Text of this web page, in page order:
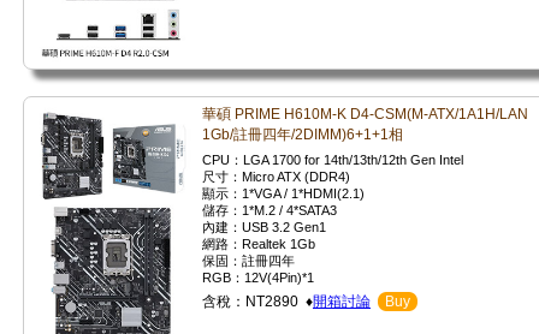
華碩 PRIME H610M-K D4-CSM(M-ATX/1A1H/LAN
1Gb/註冊四年/2DIMM)6+1+1相
CPU：LGA 1700 for 14th/13th/12th Gen Intel
尺寸：Micro ATX (DDR4)
顯示：1*VGA / 1*HDMI(2.1)
儲存：1*M.2 / 4*SATA3
內建：USB 3.2 Gen1
網路：Realtek 1Gb
保固：註冊四年
RGB：12V(4Pin)*1
含稅：NT2890 ♦開箱討論 Buy